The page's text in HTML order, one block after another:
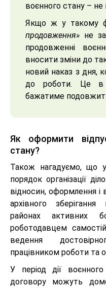
воєнного стану – не
Якщо ж у такому
продовження» не
продовженні
вносити зміни до
новий наказ з дня,
до роботи. Це в
бажатиме
Як оформити
стану?
Також нагадуємо, що у
порядок організації
відносин, оформлення
архівного
районах активних
роботодавцем
ведення
працівником роботи та
У період дії
договору можуть